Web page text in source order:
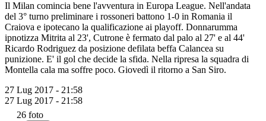
Il Milan comincia bene l'avventura in Europa League. Nell'andata
del 3° turno preliminare i rossoneri battono 1-0 in Romania il
Craiova e ipotecano la qualificazione ai playoff. Donnarumma
ipnotizza Mitrita al 23', Cutrone è fermato dal palo al 27' e al 44'
Ricardo Rodriguez da posizione defilata beffa Calancea su
punizione. E' il gol che decide la sfida. Nella ripresa la squadra di
Montella cala ma soffre poco. Giovedì il ritorno a San Siro.
27 Lug 2017 - 21:58
27 Lug 2017 - 21:58
26 foto